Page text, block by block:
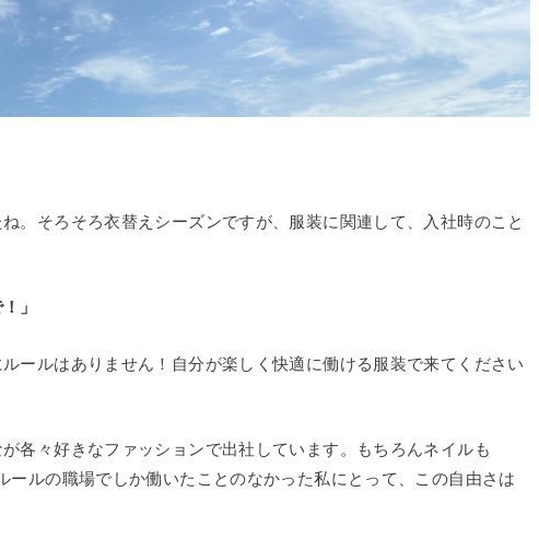
。そろそろ衣替えシーズンですが、服装に関連して、入社時のこと
」
ールはありません！自分が楽しく快適に働ける服装で来てください
各々好きなファッションで出社しています。もちろんネイルも
ルの職場でしか働いたことのなかった私にとって、この自由さは